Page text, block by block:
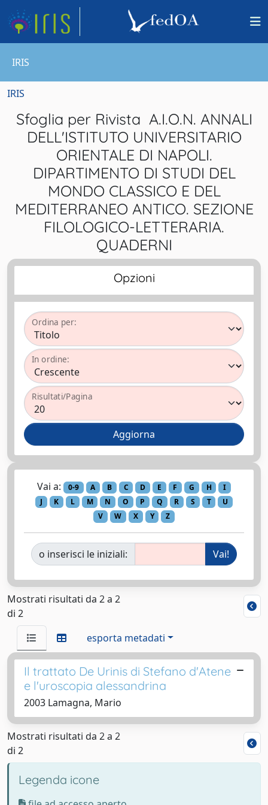
IRIS
IRIS
Sfoglia per Rivista A.I.O.N. ANNALI
DELL'ISTITUTO UNIVERSITARIO
ORIENTALE DI NAPOLI.
DIPARTIMENTO DI STUDI DEL
MONDO CLASSICO E DEL
MEDITERRANEO ANTICO. SEZIONE
FILOLOGICO-LETTERARIA.
QUADERNI
Opzioni
Ordina per:
In ordine:
Risultati/Pagina
Vai a: 0-9 A B C D E F G H
I
J
K L M N O P Q R S T
U
V
W X Y Z
o inserisci le iniziali:
Mostrati risultati da 2 a 2
di 2
esporta metadati
Il trattato De Urinis di Stefano d'Atene
e l'uroscopia alessandrina
2003 Lamagna, Mario
Mostrati risultati da 2 a 2
di 2
Legenda icone